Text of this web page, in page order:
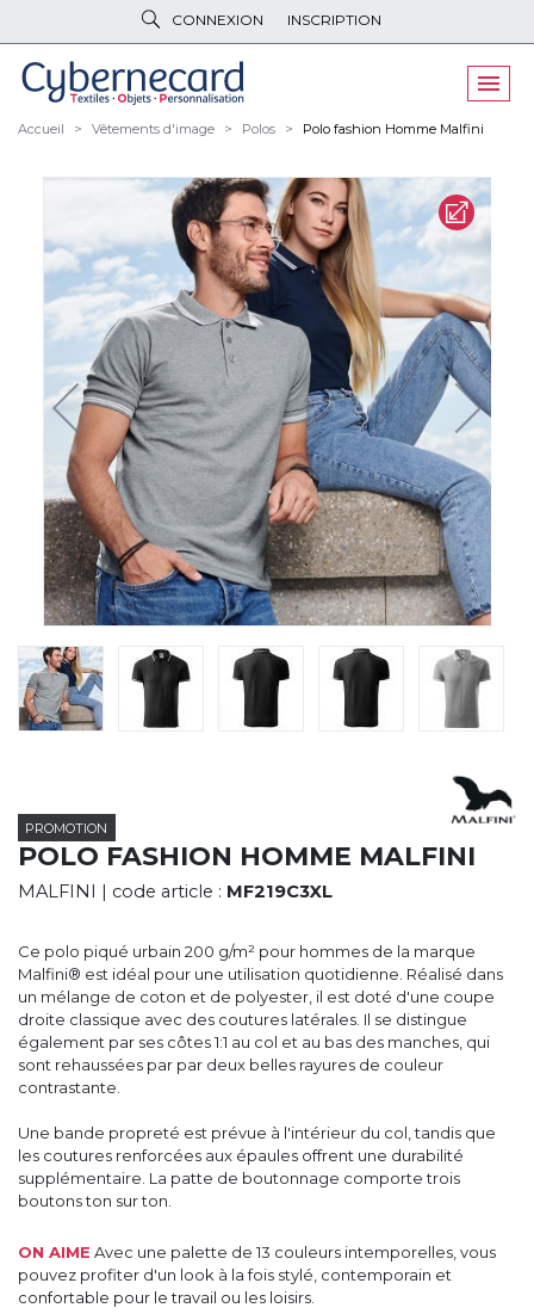
CONNEXION INSCRIPTION
VÊTEMENTSDE TRAVAIL
VÊTEMENTS D'IMAGE
& HIGH-TECH
PELUCHES& GOODIES
LINGE DE MAISON
NOUVEAUTÉS
RESPONSABLE
PROMOS
CYBERNECARD
LA SOCIÉTÉ
SERVICES
ROADSHOWS, FORUM DES EXPERTS
CATALOGUES & TARIFS
MARQUES & CERTIFICATS
TECHNIQUES MARQUAGE
Accueil Vêtements d'image Polos Polo fashion Homme Malfini
PROMOTION
POLO FASHION HOMME MALFINI
MALFINI | code article : MF219C3XL
Ce polo piqué urbain 200 g/m² pour hommes de la marque
Malfini® est idéal pour une utilisation quotidienne. Réalisé dans
un mélange de coton et de polyester, il est doté d'une coupe
droite classique avec des coutures latérales. Il se distingue
également par ses côtes 1:1 au col et au bas des manches, qui
sont rehaussées par par deux belles rayures de couleur
contrastante.
Une bande propreté est prévue à l'intérieur du col, tandis que
les coutures renforcées aux épaules offrent une durabilité
supplémentaire. La patte de boutonnage comporte trois
boutons ton sur ton.
ON AIME Avec une palette de 13 couleurs intemporelles, vous
pouvez profiter d'un look à la fois stylé, contemporain et
confortable pour le travail ou les loisirs.